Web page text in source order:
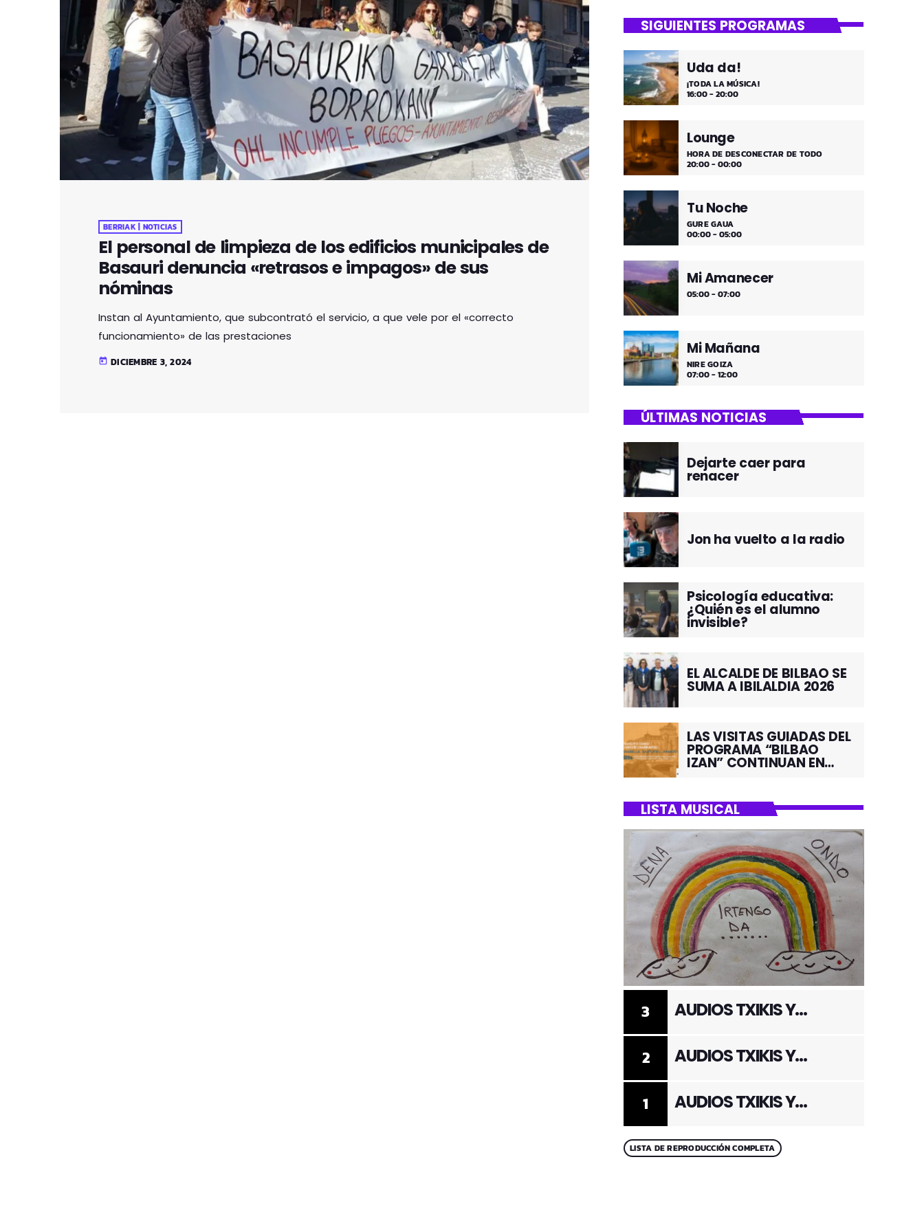
BERRIAK | NOTICIAS
El personal de limpieza de los edificios municipales de
Basauri denuncia «retrasos e impagos» de sus
nóminas
Instan al Ayuntamiento, que subcontrató el servicio, a que vele por el «correcto
funcionamiento» de las prestaciones
today DICIEMBRE 3, 2024
Mi Remember
medios días y comienzo de tarde de los
fines de semana, de 2 a 4. ¡Disfruta!
SIGUIENTES PROGRAMAS
Uda da!
¡TODA LA MÚSICA!
16:00 - 20:00
Lounge
HORA DE DESCONECTAR DE TODO
20:00 - 00:00
Tu Noche
GURE GAUA
00:00 - 05:00
Mi Amanecer
05:00 - 07:00
Mi Mañana
NIRE GOIZA
07:00 - 12:00
ÚLTIMAS NOTICIAS
Dejarte caer para
renacer
Jon ha vuelto a la radio
Psicología educativa:
¿Quién es el alumno
invisible?
EL ALCALDE DE BILBAO SE
SUMA A IBILALDIA 2026
LAS VISITAS GUIADAS DEL
PROGRAMA “BILBAO
IZAN” CONTINUAN EN
LISTA MUSICAL
1 AUDIOS TXIKIS Y
2 AUDIOS TXIKIS Y
3 AUDIOS TXIKIS Y
LISTA DE REPRODUCCIÓN COMPLETA